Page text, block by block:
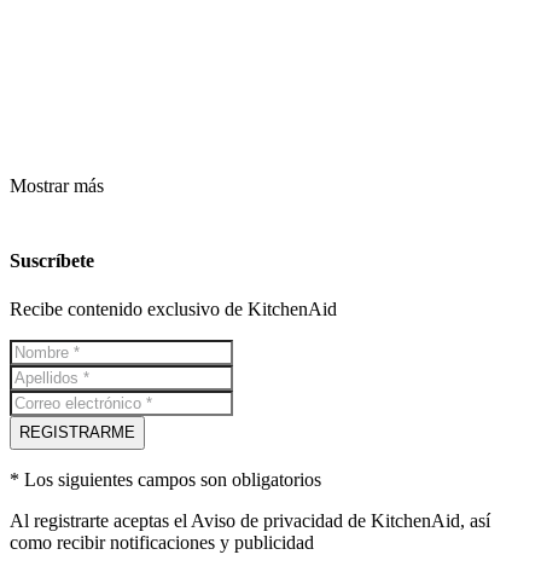
Mostrar más
Suscríbete
Recibe contenido exclusivo de KitchenAid
REGISTRARME
* Los siguientes campos son obligatorios
Al registrarte aceptas el Aviso de privacidad de KitchenAid, así
como recibir notificaciones y publicidad